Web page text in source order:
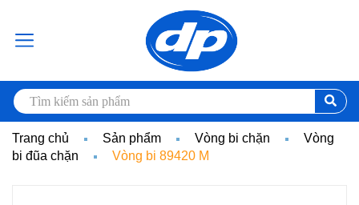
Trang chủ Sản phẩm Vòng bi chặn
Vòng
bi đũa chặn
Vòng bi 89420 M